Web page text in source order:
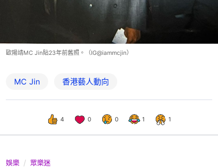
歐陽靖MC Jin貼23年前舊照。（IG@iammcjin）
MC Jin 香港藝人動向
4 0 0 1 1
娛樂 眾樂迷